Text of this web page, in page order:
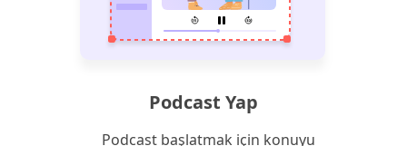
Podcast Yap
Podcast başlatmak için konuyu